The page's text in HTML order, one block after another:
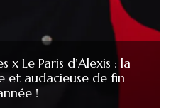
x Le Paris d’Alexis : la
et audacieuse de fin
!